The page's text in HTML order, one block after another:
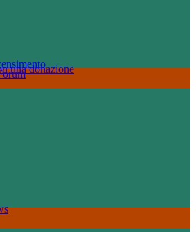
una donazione